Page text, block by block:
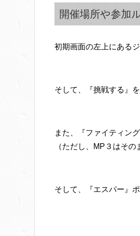
開催場所や参加
初期画面の左上にある
そして、『挑戦する』
また、『ファイティン
（ただし、MP３はその
そして、『エスパー』